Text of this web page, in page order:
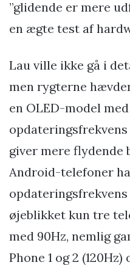
”glidende er mere
en ægte test af
Lau ville ikke gå i
men rygterne
en OLED-model
giver mere flydende
Android-telefoner
opdateringsfrekvens
øjeblikket kun tre
med 90Hz, nemlig
Phone 1 og 2 (120Hz)